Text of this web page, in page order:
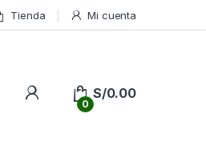
Tienda Mi cuenta
My Account
0
S/0.00